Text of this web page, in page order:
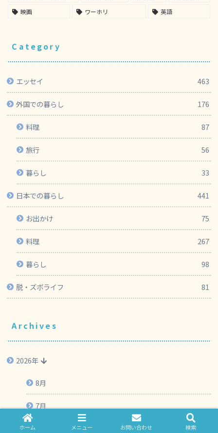
映画
ワーホリ 英語
Category
エッセイ 463
外国での暮らし 176
料理 87
旅行 56
暮らし 33
日本での暮らし 441
お出かけ 75
料理 267
暮らし 98
脱・ズボライフ 81
Archives
2026年
8月
7月
ホーム メニュー お問い合わせ 検索